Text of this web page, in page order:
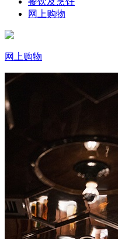
网上购物
网上购物